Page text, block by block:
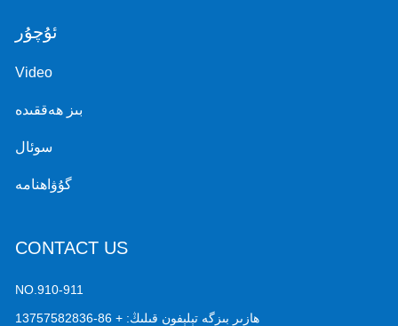
ئۇچۇر
Video
بىز ھەققىدە
سوئال
گۇۋاھنامە
CONTACT US
NO.910-911
ھازىر بىزگە تېلېفون قىلىڭ: + 86-13757582836